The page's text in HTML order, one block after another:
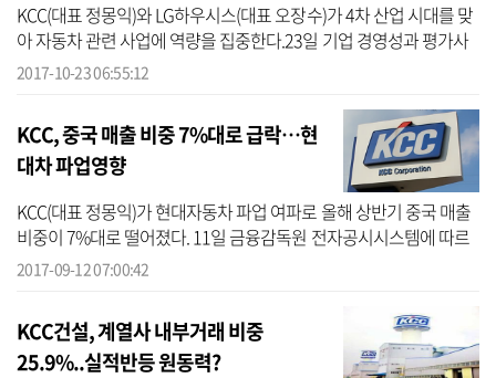
KCC(대표 정몽익)와 LG하우시스(대표 오장수)가 4차 산업 시대를 맞
아 자동차 관련 사업에 역량을 집중한다.23일 기업 경영성과 평가사
이트 CEO스코어(대표 박주근)가 국내 500대 그룹의 4차 산업 진행 여
2017-10-23 06:55:12
KCC, 중국 매출 비중 7%대로 급락…현
대차 파업영향
KCC(대표 정몽익)가 현대자동차 파업 여파로 올해 상반기 중국 매출
비중이 7%대로 떨어졌다. 11일 금융감독원 전자공시시스템에 따르
면 KCC의 올해 상반기 매출 1조8132억 원 중 중국 비중은 7.2%로 전
2017-09-12 07:00:42
KCC건설, 계열사 내부거래 비중
25.9%..실적반등 원동력?